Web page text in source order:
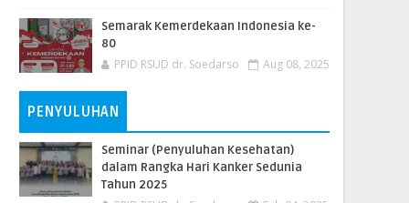
Semarak Kemerdekaan Indonesia ke-
80
PPID RSUD dr. Soedarso Aug 08, 2025
PENYULUHAN
Seminar (Penyuluhan Kesehatan)
dalam Rangka Hari Kanker Sedunia
Tahun 2025